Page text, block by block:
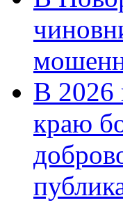
В 2026
краю